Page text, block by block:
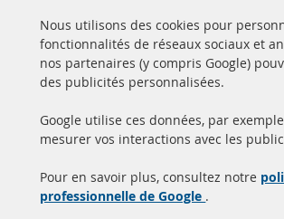
Livraison en 24 heures
Produits en stock
Nous utilisons des cookies pour
fonctionnalités de réseaux sociaux et
nos partenaires (y compris Google)
des publicités personnalisées.
Google utilise ces données, par
mesurer vos interactions avec les
Pour en savoir plus, consultez notre
professionnelle de Google .